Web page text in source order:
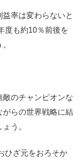
益率は変わらないと
度も約10％前後を
敵のチャンピオンな
がらの世界戦略に結
う。
ひざ元をおろそか